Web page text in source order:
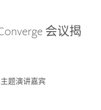
会议揭
题演讲嘉宾